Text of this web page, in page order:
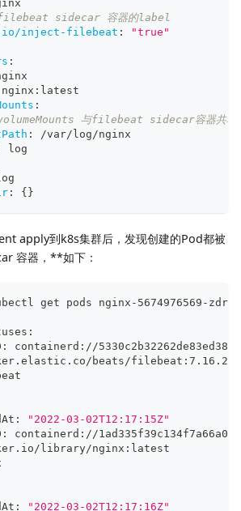
sidecar 容器的label
inject-filebeat :
"true"
:
nginx : latest
:
与filebeat sidecar容器共
:
/var/log/nginx
log
: { }
apply到k8s集群后，发现创建的Pod都被
容器，**如下：
get pods nginx-5674976569-
containerd://
beats/filebeat:7.16.2
"2022-03-02T12:17:15Z"
containerd://
library/nginx:latest
"2022-03-02T12:17:16Z"